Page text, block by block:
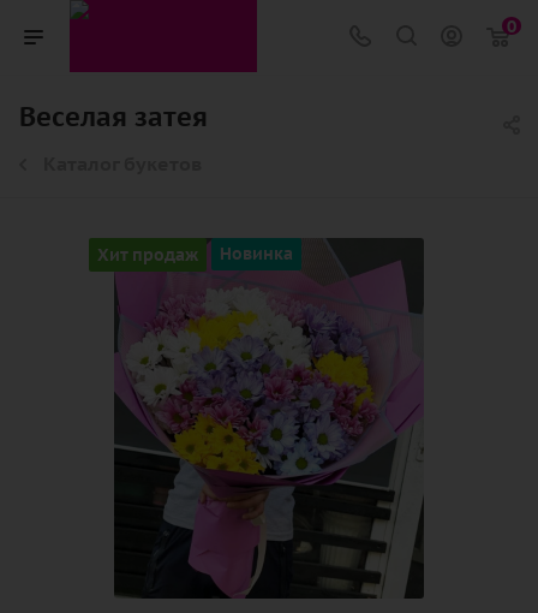
0
Веселая затея
Хит продаж Новинка